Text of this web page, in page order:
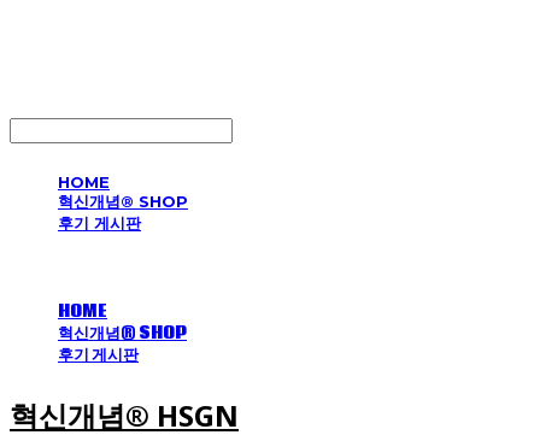
HOME
혁신개념® SHOP
후기 게시판
HOME
혁신개념® SHOP
후기 게시판
혁신개념® HSGN